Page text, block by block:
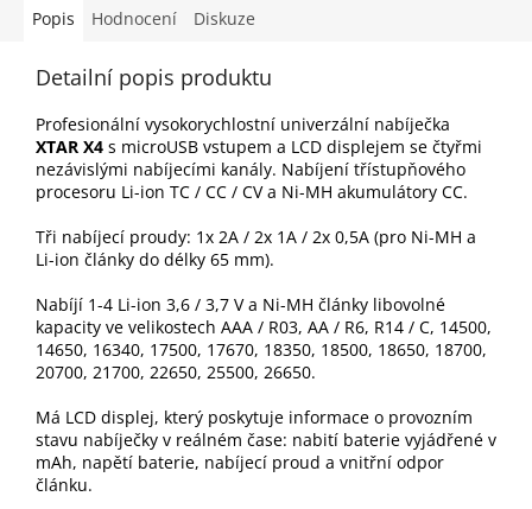
Popis Hodnocení Diskuze
Detailní popis produktu
Profesionální vysokorychlostní univerzální nabíječka
XTAR X4 s microUSB vstupem a LCD displejem se čtyřmi
nezávislými nabíjecími kanály. Nabíjení třístupňového
procesoru Li-ion TC / CC / CV a Ni-MH akumulátory CC.
Tři nabíjecí proudy: 1x 2A / 2x 1A / 2x 0,5A (pro Ni-MH a
Li-ion články do délky 65 mm).
Nabíjí 1-4 Li-ion 3,6 / 3,7 V a Ni-MH články libovolné
kapacity ve velikostech AAA / R03, AA / R6, R14 / C, 14500,
14650, 16340, 17500, 17670, 18350, 18500, 18650, 18700,
20700, 21700, 22650, 25500, 26650.
Má LCD displej, který poskytuje informace o provozním
stavu nabíječky v reálném čase: nabití baterie vyjádřené v
mAh, napětí baterie, nabíjecí proud a vnitřní odpor
článku.